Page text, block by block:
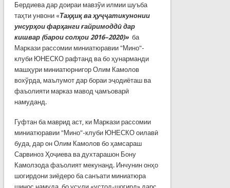
Бердиева дар доираи мавзўи илмии шуъба
таҳти унвони «Таҳқиқ ва ҳуҷҷатикунонии
унсурҳои фарҳанги ғайримоддӣ дар
кишвар (барои солҳои 2016–2020)»ба
Маркази рассомии миниатюравии "Мино"-
клуби ЮНЕСКО рафтанд ва бо ҳунарманди
машҳури миниатюрнигор Олим Камолов
вохўрда, маълумот дар бораи эҷодиёташ ва
фаъолияти марказ мавод ҷамъоварӣ
намуданд.
Гуфтан ба маврид аст, ки Маркази рассомии
миниатюравии "Мино"-клуби ЮНЕСКО оилавӣ
буда, дар он Олим Камолов бо ҳамсараш
Сарвиноз Ҳоҷиева ва духтарашон Бону
Камолзода фаъолият мекунанд. Инчунин онҳо
шогирдони зиёдеро ба санъати миниатюра